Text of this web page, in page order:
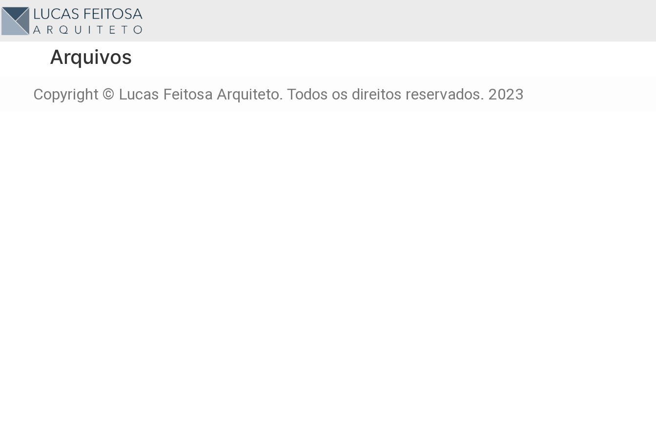
Arquivos
Copyright © Lucas Feitosa Arquiteto. Todos os direitos reservados. 2023